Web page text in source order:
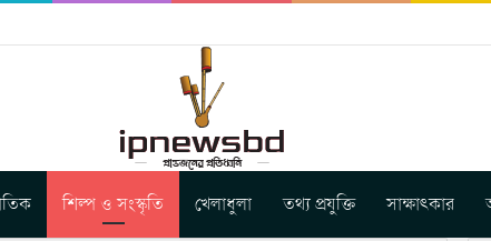
গান ‘Baljanggi’
শিল্প ও সংস্কৃতি খেলাধুলা তথ্য প্রযুক্তি সাক্ষাৎকার